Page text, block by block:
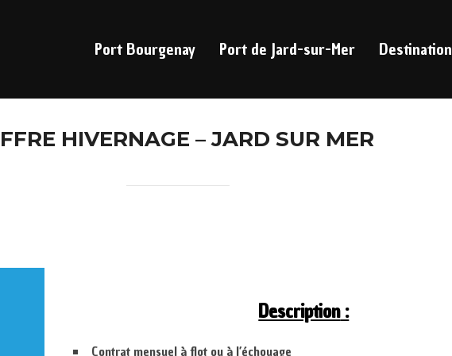
Port Bourgenay Port de Jard-sur-Mer Destination
HIVERNAGE – JARD SUR MER
Description:
Contrat mensuel à flot ou à l’échouage